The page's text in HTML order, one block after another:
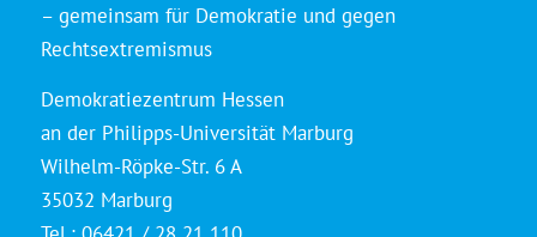
– gemeinsam für Demokratie und gegen
Rechtsextremismus
Demokratiezentrum Hessen
an der Philipps-Universität Marburg
Wilhelm-Röpke-Str. 6 A
35032 Marburg